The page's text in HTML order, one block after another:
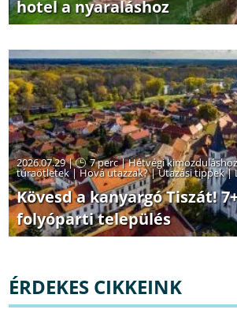
hotel a nyaraláshoz
2026.07.29 | 7 perc|Hétvégi
túraötletek|Hová utazzak?|Utazási tippek|
Kövesd a kanyargó Tiszát!
folyóparti település
ÉRDEKES CIKKEINK